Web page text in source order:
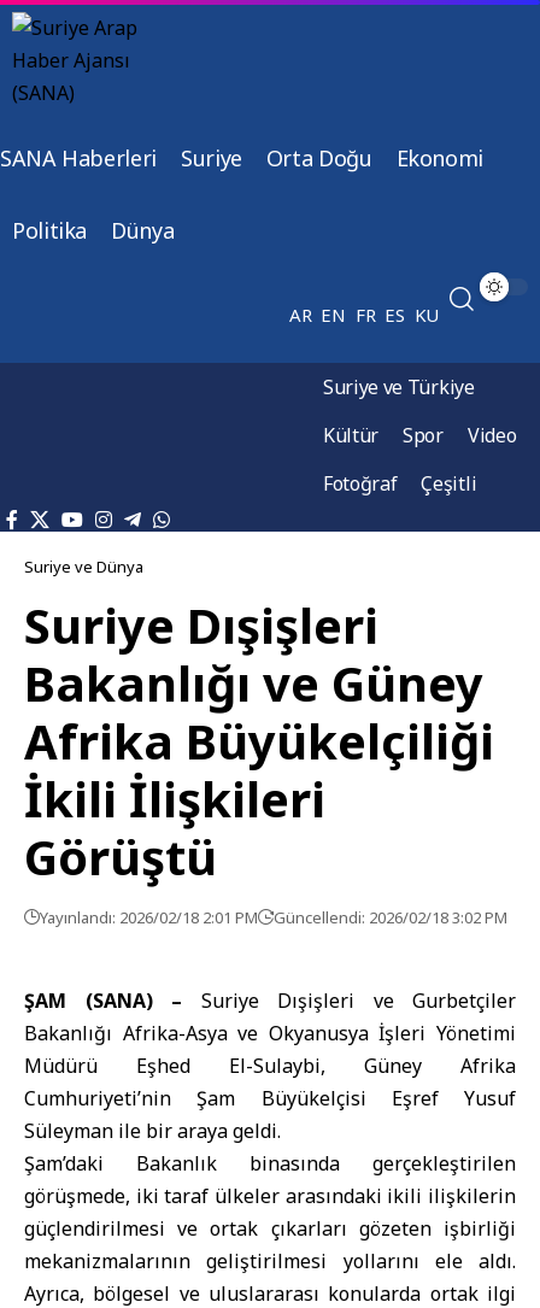
SANA Haberleri Suriye Orta Doğu Ekonomi
Politika Dünya
AR EN FR ES KU
Suriye ve Türkiye
Kültür
Spor
Video
Fotoğraf
Çeşitli
Suriye ve Dünya
Suriye Dışişleri
Bakanlığı ve Güney
Afrika Büyükelçiliği
İkili İlişkileri
Görüştü
Yayınlandı: 2026/02/18 2:01 PM Güncellendi: 2026/02/18 3:02 PM
ŞAM (SANA) – Suriye Dışişleri ve Gurbetçiler
Bakanlığı Afrika-Asya ve Okyanusya İşleri Yönetimi
Müdürü Eşhed El-Sulaybi, Güney Afrika
Cumhuriyeti’nin Şam Büyükelçisi Eşref Yusuf
Süleyman ile bir araya geldi.
Şam’daki Bakanlık binasında gerçekleştirilen
görüşmede, iki taraf ülkeler arasındaki ikili ilişkilerin
güçlendirilmesi ve ortak çıkarları gözeten işbirliği
mekanizmalarının geliştirilmesi yollarını ele aldı.
Ayrıca, bölgesel ve uluslararası konularda ortak ilgi